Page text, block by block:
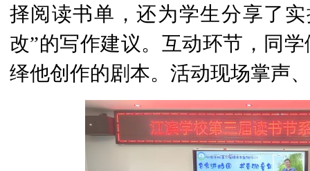
择阅读书单，还为学生分享了
改”的写作建议。互动环节，同
绎他创作的剧本。活动现场掌声